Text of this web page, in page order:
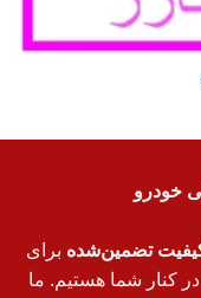
خودرو
کیفیت تضمین‌شده برای
کنار شما هستیم. ما